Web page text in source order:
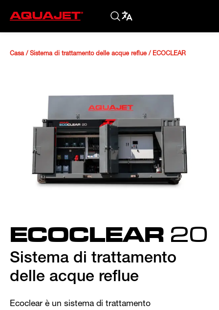
Casa/ Sistema di trattamento delle acque reflue / ECOCLEAR
ECOCLEAR 20
Sistema di trattamento
delle acque reflue
Ecoclear è un sistema di trattamento